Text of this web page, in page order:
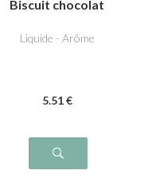
Biscuit chocolat
Liquide - Arôme
5.51 €